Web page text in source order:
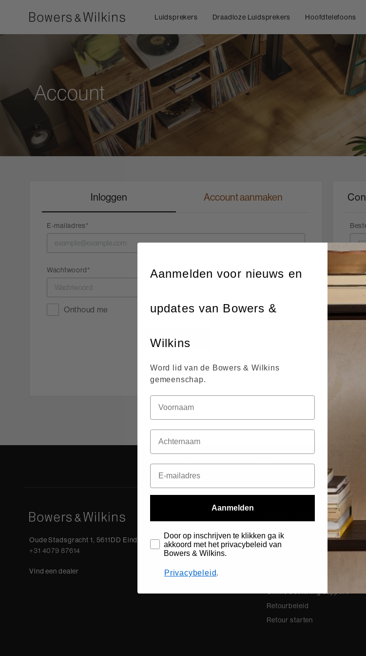
Luidsprekers Draadloze Luidsprekers Hoofdtelefoons
Account
Inloggen Account aanmaken
E-mailadres
Wachtwoord
Onthoud me Wachtwoord vergeten?
INLOGGEN
Never miss a beat. Connect with us on social.
Oude Stadsgracht 1, 5611DD Eindhoven, NL
+31 4079 87614
Vind een dealer
Bestelling support
Contact
Advies bij uw aankoop
Retourbeleid
Retour starten
Aanmelden voor nieuws en
updates van Bowers &
Wilkins
Word lid van de Bowers & Wilkins
gemeenschap.
Aanmelden
Door op inschrijven te klikken ga ik
akkoord met het privacybeleid van
Bowers & Wilkins.
Privacybeleid.